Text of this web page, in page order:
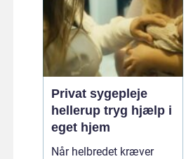
Privat sygepleje
hellerup tryg hjælp i
eget hjem
Når helbredet kræver